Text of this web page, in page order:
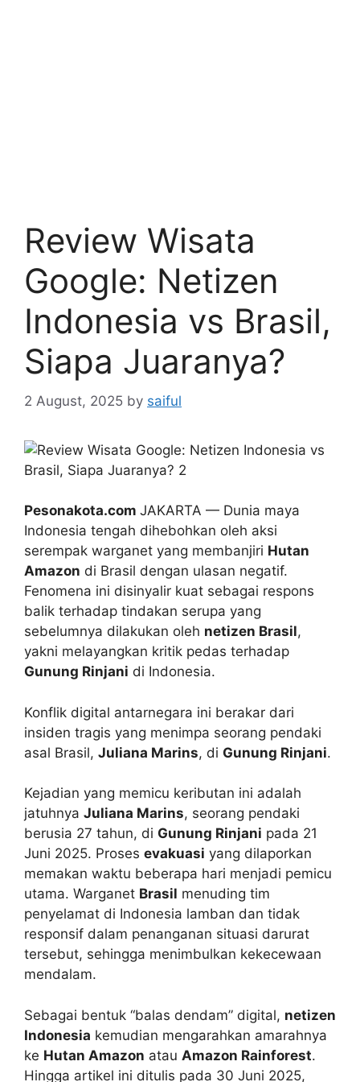
Review Wisata
Google: Netizen
Indonesia vs Brasil,
Siapa Juaranya?
2 August, 2025 by saiful
Pesonakota.com JAKARTA — Dunia maya
Indonesia tengah dihebohkan oleh aksi
serempak warganet yang membanjiri Hutan
Amazon di Brasil dengan ulasan negatif.
Fenomena ini disinyalir kuat sebagai respons
balik terhadap tindakan serupa yang
sebelumnya dilakukan oleh netizen Brasil,
yakni melayangkan kritik pedas terhadap
Gunung Rinjani di Indonesia.
Konflik digital antarnegara ini berakar dari
insiden tragis yang menimpa seorang pendaki
asal Brasil, Juliana Marins, di Gunung Rinjani.
Kejadian yang memicu keributan ini adalah
jatuhnya Juliana Marins, seorang pendaki
berusia 27 tahun, di Gunung Rinjani pada 21
Juni 2025. Proses evakuasi yang dilaporkan
memakan waktu beberapa hari menjadi pemicu
utama. Warganet Brasil menuding tim
penyelamat di Indonesia lamban dan tidak
responsif dalam penanganan situasi darurat
tersebut, sehingga menimbulkan kekecewaan
mendalam.
Sebagai bentuk “balas dendam” digital, netizen
Indonesia kemudian mengarahkan amarahnya
ke Hutan Amazon atau Amazon Rainforest.
Hingga artikel ini ditulis pada 30 Juni 2025,